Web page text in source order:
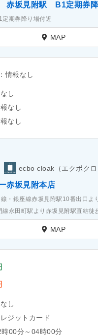
赤坂見附駅 B1定期券降
期券降り場付近
MAP
情報なし
し
なし
なし
ecbo cloak（エクボクロ
赤坂見附本店
線・銀座線赤坂見附駅10番出口よ
町駅より赤坂見附駅直結徒
MAP
し
ジットカード
時00分～04時00分